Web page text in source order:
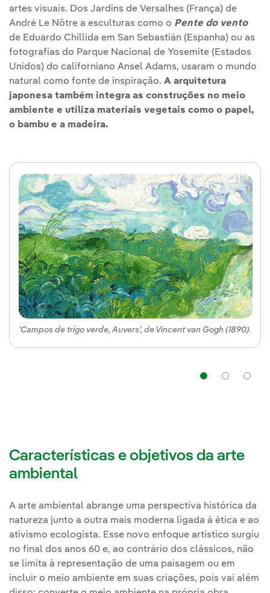
artes visuais. Dos Jardins de Versalhes (França) de
André Le Nôtre a esculturas como o Pente do vento
de Eduardo Chillida em San Sebastián (Espanha) ou as
fotografias do Parque Nacional de Yosemite (Estados
Unidos) do californiano Ansel Adams, usaram o mundo
natural como fonte de inspiração. A arquitetura
japonesa também integra as construções no meio
ambiente e utiliza materiais vegetais como o papel,
o bambu e a madeira.
'Campos de trigo verde, Auvers', de Vincent van Gogh (1890).
Características e objetivos da arte
ambiental
A arte ambiental abrange uma perspectiva histórica da
natureza junto a outra mais moderna ligada à ética e ao
ativismo ecologista. Esse novo enfoque artístico surgiu
no final dos anos 60 e, ao contrário dos clássicos, não
se limita à representação de uma paisagem ou em
incluir o meio ambiente em suas criações, pois vai além